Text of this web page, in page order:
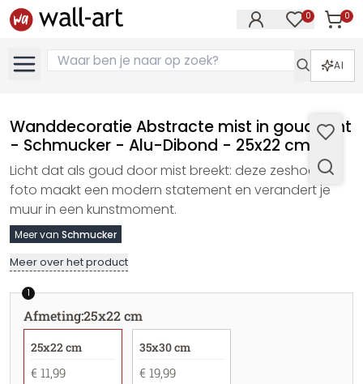
0 0
AI
Wanddecoratie Abstracte mist in goud licht
- Schmucker - Alu-Dibond - 25x22 cm
Licht dat als goud door mist breekt: deze zeshoekige
foto maakt een modern statement en verandert je
muur in een kunstmoment.
Meer van Schmucker
Meer over het product
1
Afmeting:25x22 cm
25x22 cm
€ 11,99
35x30 cm
€ 19,99